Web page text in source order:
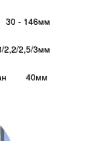
- 146мм
2,5/3мм
40мм